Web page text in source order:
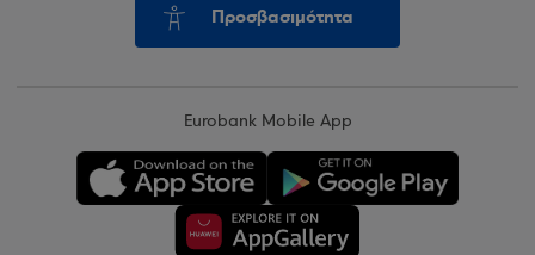
Προσβασιμότητα
Eurobank Mobile App